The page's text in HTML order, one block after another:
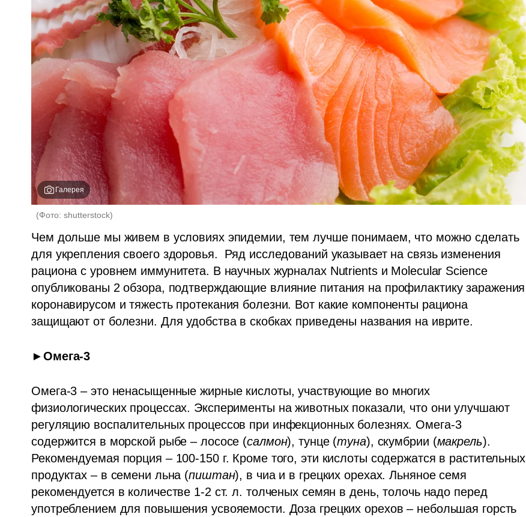
Галерея
(Фото: shutterstock)
Чем дольше мы живем в условиях эпидемии, тем лучше понимаем, что можно сделать
для укрепления своего здоровья.  Ряд исследований указывает на связь изменения
рациона с уровнем иммунитета. В научных журналах Nutrients и Molecular Science
опубликованы 2 обзора, подтверждающие влияние питания на профилактику заражения
коронавирусом и тяжесть протекания болезни. Вот какие компоненты рациона
защищают от болезни. Для удобства в скобках приведены названия на иврите.
►Омега-3
Омега-3 – это ненасыщенные жирные кислоты, участвующие во многих
физиологических процессах. Эксперименты на животных показали, что они улучшают
регуляцию воспалительных процессов при инфекционных болезнях. Омега-3
содержится в морской рыбе – лососе (салмон), тунце (туна), скумбрии (макрель).
Рекомендуемая порция – 100-150 г. Кроме того, эти кислоты содержатся в растительных
продуктах – в семени льна (пиштан), в чиа и в грецких орехах. Льняное семя
рекомендуется в количестве 1-2 ст. л. толченых семян в день, толочь надо перед
употреблением для повышения усвояемости. Доза грецких орехов – небольшая горсть